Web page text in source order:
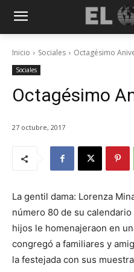
Inicio Sociales Octagésimo
Sociales
Octagésimo
27 octubre, 2017
La gentil dama: Lorenza
número 80 de su
hijos le homenajeraon en
congregó a familiares y
la festejada con sus